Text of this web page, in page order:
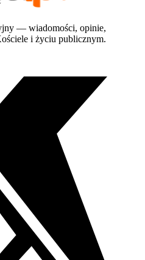
— wiadomości, opinie,
i życiu publicznym.